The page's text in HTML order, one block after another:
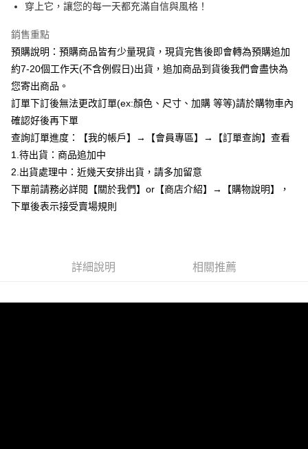
Google Pay
全支付
【關於「AFTEE先享後付」】
AFTEE先享後付是「在收到商品之後才付款」的支付方式。 讓您購物簡單
便利好安心！
１．簡單：不需註冊會員、不需綁卡、不需儲值。
２．便利：只要手機號碼，簡訊認證，即可結帳。
３．安心：先確認商品／服務後，再付款。
１．於結帳方式選擇「AFTEE先享後付」後，將跳轉至「AFTEE先享後付」
結帳頁面，進行簡訊認證並確認金額後，即可完成結帳。
購買商品的店家。未經商家同意取消之訂單仍視為有效，需透過AFTEE先享
是否繳費成功／繳費後需取消欲退款等相關疑問，請聯繫「AFTEE先享後付
ATM付款
運送方式
全家付款取貨
每筆NT$85，滿NT$799(含以上)免運費
付款後全家取貨
每筆NT$85，滿NT$799(含以上)免運費
穿上它，讓您的每一天都充滿自信與風格！
銷售重點
預購說明：預購商品皆有少量現貨，現貨完售後即會轉為預購追加
約7-20個工作天(不含例假日)出貨，追加商品到貨後我們會盡快為
您寄出商品。
訂單下訂後無法更改訂單(ex:顏色、尺寸、加購 等等)請於購物車內
確認好後再下單
查詢訂單進度：【我的帳戶】→【會員專區】→【訂單查詢】查看
1.待出貨：商品追加中
2.出貨處理中：近幾天安排出貨，請多加留意
下單前請務必詳閱【關於我們】or【商店介紹】→【購物說明】，
下單後表示接受賣場規則
詳細說明 相關推薦